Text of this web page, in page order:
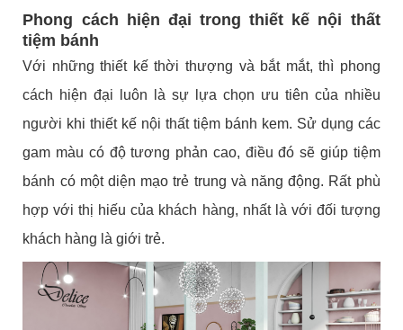
Phong cách hiện đại trong thiết kế nội thất
tiệm bánh
Với những thiết kế thời thượng và bắt mắt, thì phong
cách hiện đại luôn là sự lựa chọn ưu tiên của nhiều
người khi thiết kế nội thất tiệm bánh kem. Sử dụng các
gam màu có độ tương phản cao, điều đó sẽ giúp tiệm
bánh có một diện mạo trẻ trung và năng động. Rất phù
hợp với thị hiếu của khách hàng, nhất là với đối tượng
khách hàng là giới trẻ.